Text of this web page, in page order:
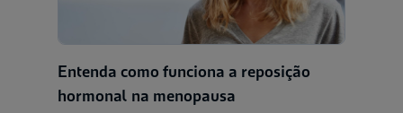
Entenda como funciona a reposição
hormonal na menopausa